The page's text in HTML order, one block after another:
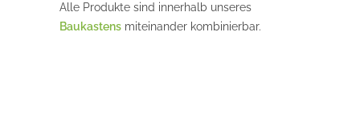
Alle Produkte sind innerhalb unseres
Baukastens miteinander kombinierbar.